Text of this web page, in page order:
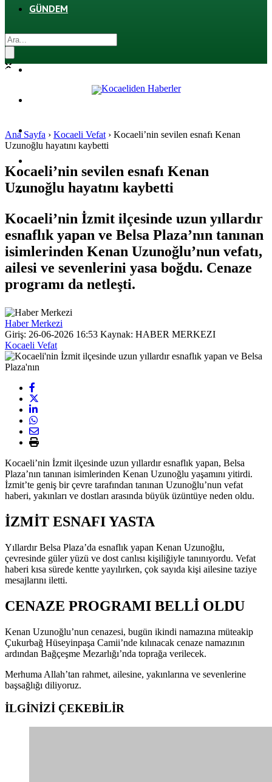
GÜNDEM
SPOR
SAĞLIK
Ana Sayfa › Kocaeli Vefat › Kocaeli’nin sevilen esnafı Kenan
Uzunoğlu hayatını kaybetti
Kocaeli’nin sevilen esnafı Kenan
Uzunoğlu hayatını kaybetti
Kocaeli’nin İzmit ilçesinde uzun yıllardır
esnaflık yapan ve Belsa Plaza’nın tanınan
isimlerinden Kenan Uzunoğlu’nun vefatı,
ailesi ve sevenlerini yasa boğdu. Cenaze
programı da netleşti.
Haber Merkezi
Giriş: 26-06-2026 16:53 Kaynak: HABER MERKEZI
Kocaeli Vefat
Kocaeli’nin İzmit ilçesinde uzun yıllardır esnaflık yapan, Belsa
Plaza’nın tanınan isimlerinden Kenan Uzunoğlu yaşamını yitirdi.
İzmit’te geniş bir çevre tarafından tanınan Uzunoğlu’nun vefat
haberi, yakınları ve dostları arasında büyük üzüntüye neden oldu.
İZMİT ESNAFI YASTA
Yıllardır Belsa Plaza’da esnaflık yapan Kenan Uzunoğlu,
çevresinde güler yüzü ve dost canlısı kişiliğiyle tanınıyordu. Vefat
haberi kısa sürede kentte yayılırken, çok sayıda kişi ailesine taziye
mesajlarını iletti.
CENAZE PROGRAMI BELLİ OLDU
Kenan Uzunoğlu’nun cenazesi, bugün ikindi namazına müteakip
Çukurbağ Hüseyinpaşa Camii’nde kılınacak cenaze namazının
ardından Bağçeşme Mezarlığı’nda toprağa verilecek.
Merhuma Allah’tan rahmet, ailesine, yakınlarına ve sevenlerine
başsağlığı diliyoruz.
İLGİNİZİ ÇEKEBİLİR